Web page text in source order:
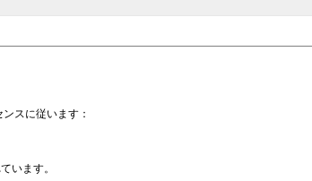
スに従います：
います。